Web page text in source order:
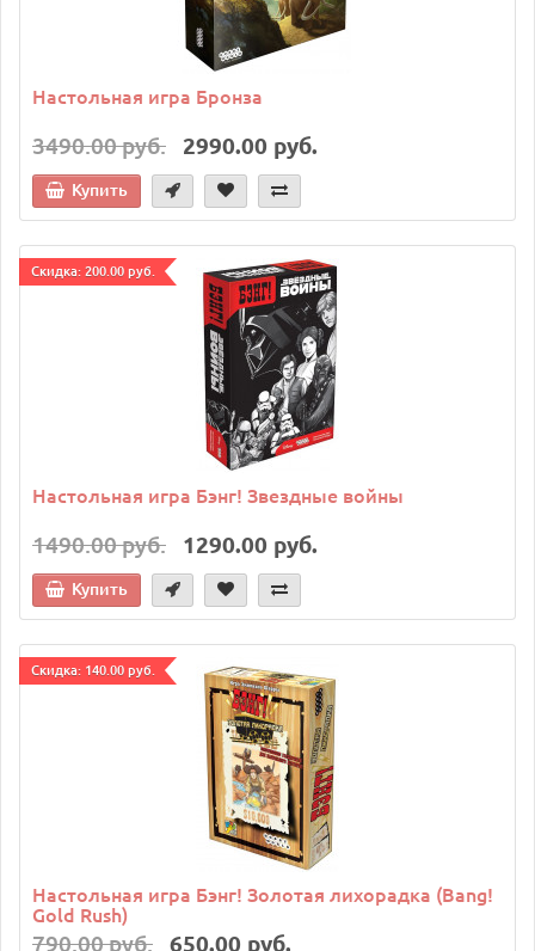
Настольная игра Бронза
3490.00 руб. 2990.00 руб.
Купить
Cкидка: 200.00 руб.
Настольная игра Бэнг! Звездные войны
1490.00 руб. 1290.00 руб.
Купить
Cкидка: 140.00 руб.
Настольная игра Бэнг! Золотая лихорадка (Bang!
Gold Rush)
790.00 руб. 650.00 руб.